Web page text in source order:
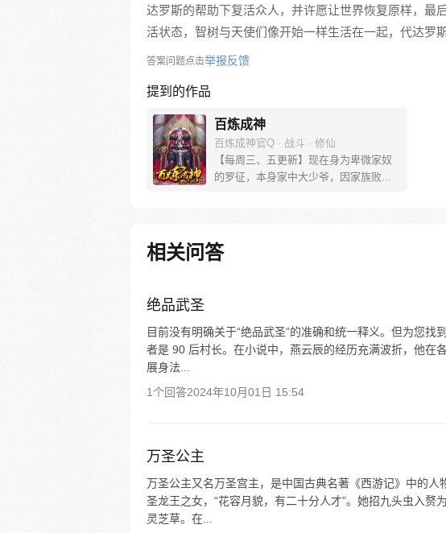
达罗斯的帮助下复活众人，并许愿让世界恢复原样，最
活状态，智树与天使们像开始一样生活在一起，代达罗
答案问题点击举报反馈
提到的作品
百炼成神
百炼成神官Q · 战斗 · 修仙
【每周三、五更新】现在身为卑微家奴
的罗征，本身家中大少爷，因家族败
炼制成器！而隐藏在这背后的神秘力量
到底是什么？参与周边活动请加QQ粉丝
相关问答
绝品武圣
目前没有明确关于“绝品武圣”的准确和统一释义。但为您
者是 90 后村长。在小说中，燕云辰的经历充满波折，他在
展身法...
1个回答2024年10月01日 15:54
万圣公主
万圣公主又名万圣宫主，是中国古典名著《西游记》中的
圣龙王之女，“花容月貌，有二十分人才”。她招九头虫入赘
灵芝草。在...